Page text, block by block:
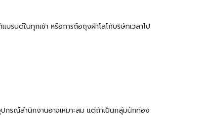
บรนด์ในทุกเช้า หรือการถือถุงผ้าโลโก้บริษัทเวลาไป
กรณ์สำนักงานอาจเหมาะสม แต่ถ้าเป็นกลุ่มนักท่อง